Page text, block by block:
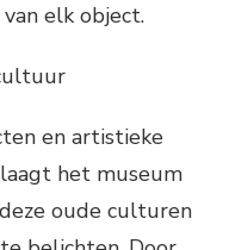
elk object.
en artistieke
het museum
oude culturen